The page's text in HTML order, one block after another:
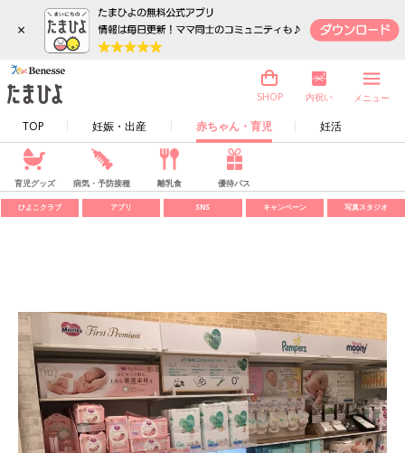
×
TOP 妊娠・出産 赤ちゃん・育児 妊活
SHOP 内祝い メニュー
育児グッズ 病気・予防接種 離乳食 優待パス
ひよこクラブ アプリ SNS キャンペーン 写真スタジオ